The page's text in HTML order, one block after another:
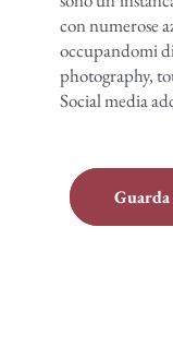
con numerose
occupandomi
photography,
Social media